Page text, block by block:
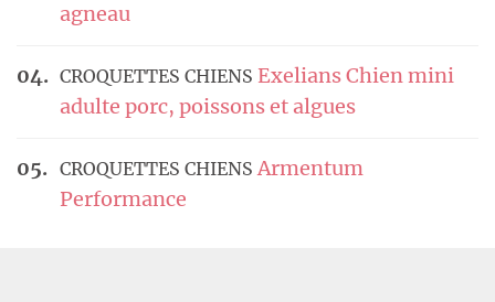
agneau
CROQUETTES CHIENS Exelians Chien mini
adulte porc, poissons et algues
CROQUETTES CHIENSArmentum
Performance